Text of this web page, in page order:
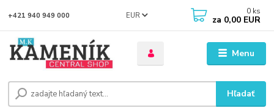
Menu
EUR
Hľadať
+421 940 949 000 0 ks
za 0,00 EUR